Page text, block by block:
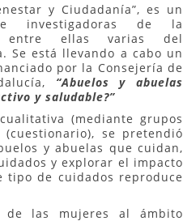
y Ciudadanía”, es un
investigadoras de la
entre ellas varias del
Se está llevando a cabo un
por la Consejería de
“Abuelos y abuelas
y saludable?”
(mediante grupos
se pretendió
y abuelas que cuidan,
y explorar el impacto
de cuidados reproduce
de las mujeres al ámbito